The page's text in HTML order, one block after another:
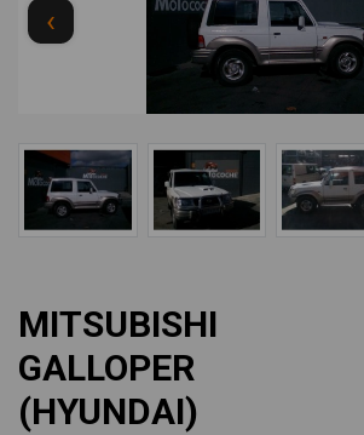
‹
MITSUBISHI
GALLOPER
(HYUNDAI)